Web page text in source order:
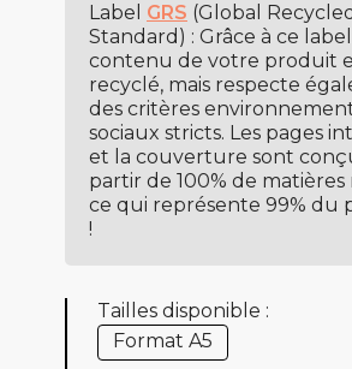
Label GRS (Global Recycled
Standard) : Grâce à ce
contenu de votre produit
recyclé, mais respecte
des critères
sociaux stricts. Les pages
et la couverture sont
partir de 100% de matières
ce qui représente 99% du
!
Tailles disponible :
Format A5